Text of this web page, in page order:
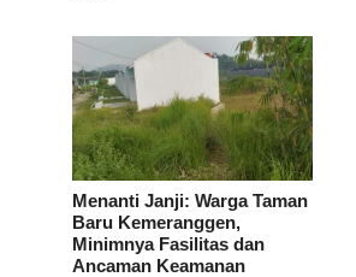
Menanti Janji: Warga Taman
Baru Kemeranggen,
Minimnya Fasilitas dan
Ancaman Keamanan